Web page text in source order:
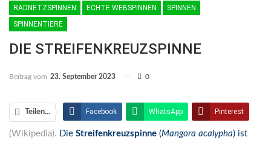
RADNETZSPINNEN ECHTE WEBSPINNEN
SPINNEN
SPINNENTIERE
DIE STREIFENKREUZSPINNE
Beitrag vom 23. September 2023 0
Teilen... Facebook WhatsApp Pinterest
Email Linkedin Telegram
(Wikipedia). Die Streifenkreuzspinne (Mangora acalypha) ist